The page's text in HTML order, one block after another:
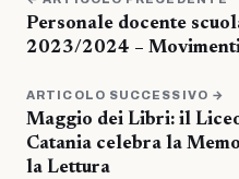
Personale docente
2023/2024 –
ARTICOLO SUCCESSIVO →
Maggio dei Libri: il
Catania celebra la
la Lettura